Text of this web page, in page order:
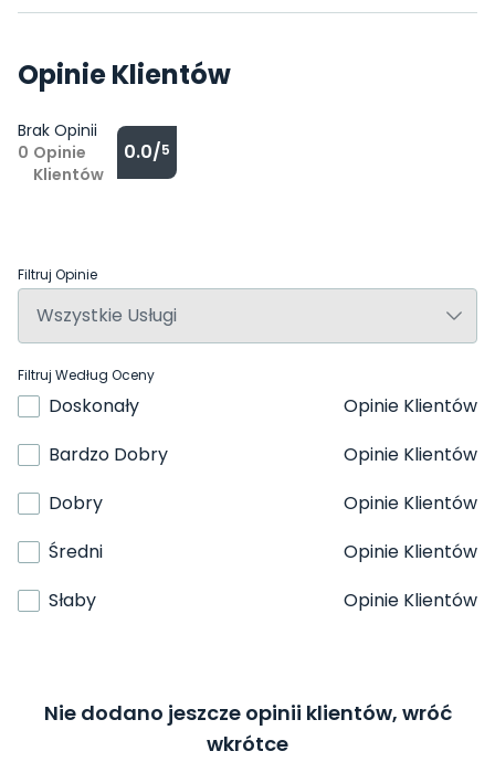
Opinie Klientów
Brak Opinii
0 Opinie
Klientów
0.0/5
Filtruj Opinie
Filtruj Według Oceny
Doskonały
Opinie Klientów
Bardzo Dobry
Opinie Klientów
Dobry
Opinie Klientów
Średni
Opinie Klientów
Słaby
Opinie Klientów
Nie dodano jeszcze opinii klientów, wróć
wkrótce